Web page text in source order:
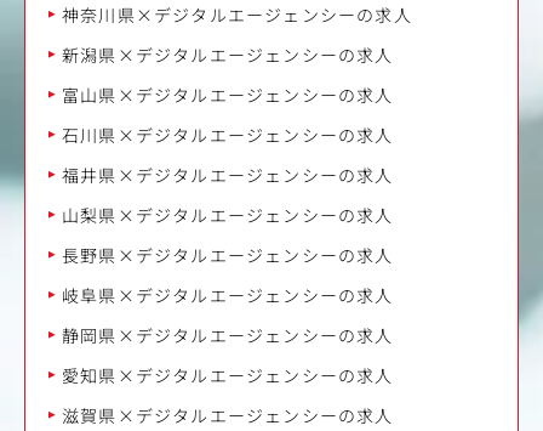
神奈川県×デジタルエージェンシーの求人
新潟県×デジタルエージェンシーの求人
富山県×デジタルエージェンシーの求人
石川県×デジタルエージェンシーの求人
福井県×デジタルエージェンシーの求人
山梨県×デジタルエージェンシーの求人
長野県×デジタルエージェンシーの求人
岐阜県×デジタルエージェンシーの求人
静岡県×デジタルエージェンシーの求人
愛知県×デジタルエージェンシーの求人
滋賀県×デジタルエージェンシーの求人